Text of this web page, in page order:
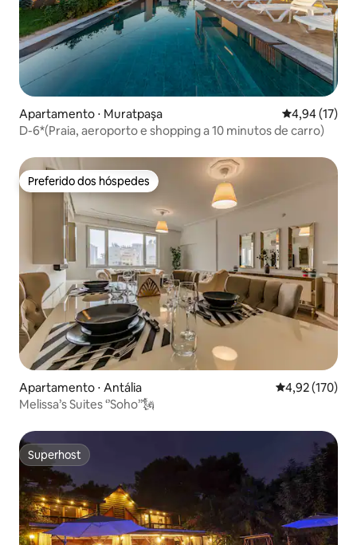
Apartamento ⋅ Muratpaşa 4,94 de uma
4,94 (17)
D-6*(Praia, aeroporto e shopping a 10 minutos de carro)
Preferido dos hóspedes
Preferido dos hóspedes
Apartamento ⋅ Antália 4,92 de uma
4,92 (170)
Melissa’s Suites ‘’Soho’’🗽
Superhost
Superhost